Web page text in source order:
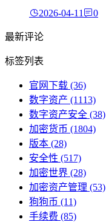
2026-04-11 0
最新评论
标签列表
官网下载 (36)
数字资产 (1113)
数字资产安全 (38)
加密货币 (1804)
版本 (28)
安全性 (517)
加密世界 (28)
加密资产管理 (53)
狗狗币 (11)
手续费 (85)